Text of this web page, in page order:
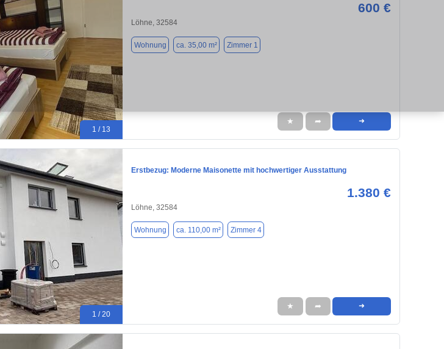
1 / 13
600 €
Löhne, 32584
Wohnung ca. 35,00 m² Zimmer 1
★ ➦ ➜
1 / 20
Erstbezug: Moderne Maisonette mit hochwertiger Ausstattung
1.380 €
Löhne, 32584
Wohnung ca. 110,00 m² Zimmer 4
★ ➦ ➜